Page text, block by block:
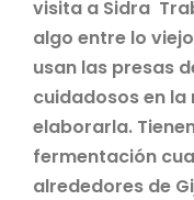
visita a Sidra
algo entre lo
usan las presas
cuidadosos en
elaborarla.
fermentación
alrededores de